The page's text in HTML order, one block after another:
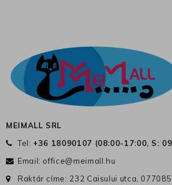
MEIMALL SRL
Tel: +36 18090107 (08:00-17:00, S:
Email: office@meimall.hu
Raktár címe: 232 Caisului utca,